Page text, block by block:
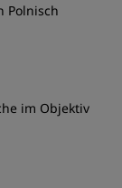
Polnisch
im Objektiv